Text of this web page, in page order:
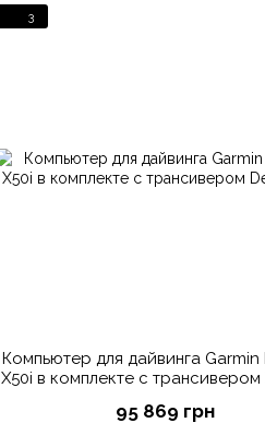
3
Компьютер для дайвинга
X50i в комплекте с
95 869 грн